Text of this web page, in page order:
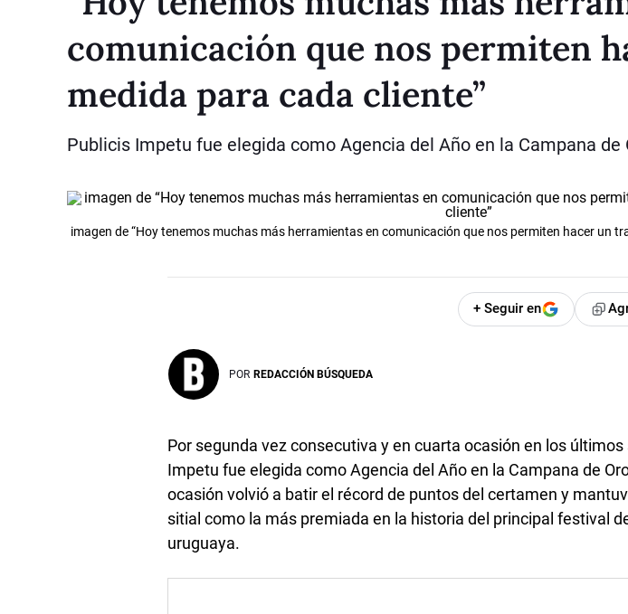
comunicación que nos permiten
medida para cada cliente”
Publicis Impetu fue elegida como Agencia del Año en la Campana de
imagen de “Hoy tenemos muchas más herramientas en comunicación que nos permiten hacer un
+ Seguir en
POR REDACCIÓN BÚSQUEDA
Por segunda vez consecutiva y en cuarta ocasión en los
Impetu fue elegida como Agencia del Año en la Campana de
ocasión volvió a batir el récord de puntos del certamen y
sitial como la más premiada en la historia del principal festival
uruguaya.